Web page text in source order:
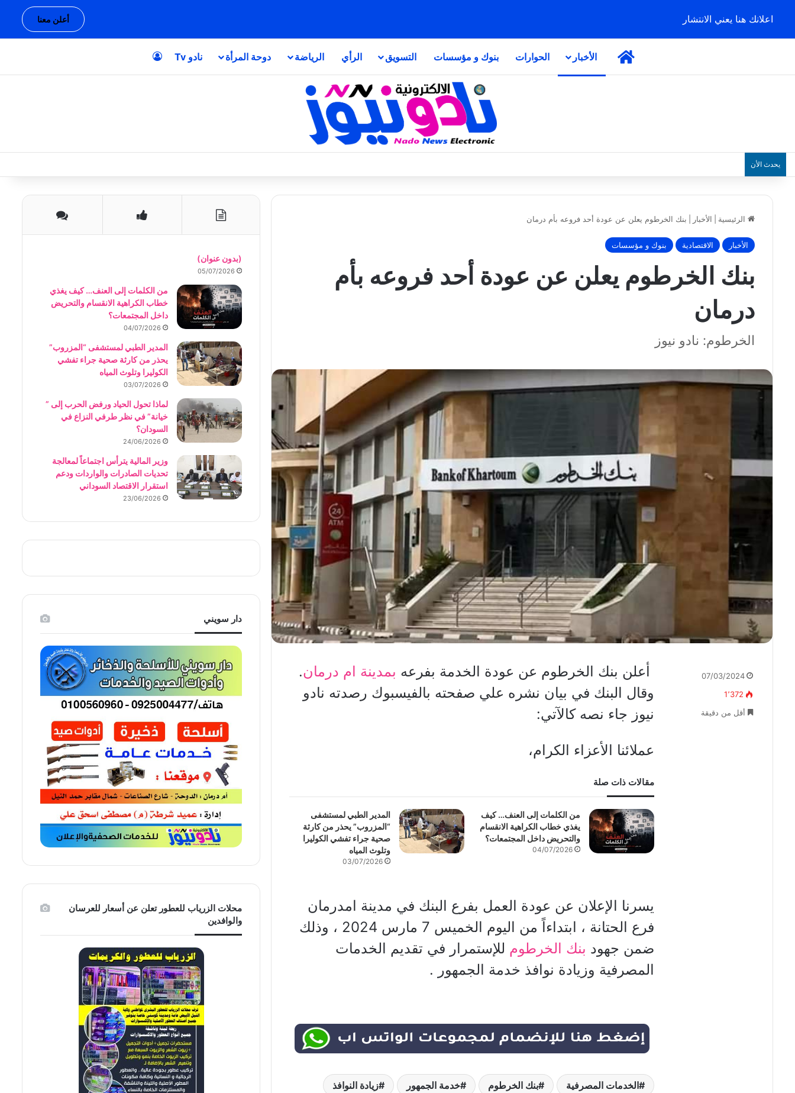
اعلانك هنا يعني الانتشار أعلن معنا
الرئيسيةالأخبار الحوارات بنوك و مؤسسات التسويق الرأي الرياضة دوحة المرأة نادو Tv
يحدث الأن
الرئيسية الأخبار بنك الخرطوم يعلن عن عودة أحد فروعه بأم درمان
الأخبار الاقتصادية بنوك و مؤسسات
بنك الخرطوم يعلن عن عودة أحد فروعه بأم
درمان
الخرطوم: نادو نيوز
أعلن بنك الخرطوم عن عودة الخدمة بفرعه بمدينة ام درمان.
وقال البنك في بيان نشره علي صفحته بالفيسبوك رصدته نادو
نيوز جاء نصه كالآتي:
عملائنا الأعزاء الكرام،
مقالات ذات صلة
من الكلمات إلى العنف… كيف
يغذي خطاب الكراهية الانقسام
والتحريض داخل المجتمعات؟
04/07/2026
المدير الطبي لمستشفى
“المزروب” يحذر من كارثة
صحية جراء تفشي الكوليرا
وتلوث المياه
03/07/2026
يسرنا الإعلان عن عودة العمل بفرع البنك في مدينة امدرمان
فرع الحتانة ، ابتداءاً من اليوم الخميس 7 مارس 2024 ، وذلك
ضمن جهود بنك الخرطوم للإستمرار في تقديم الخدمات
المصرفية وزيادة نوافذ خدمة الجمهور .
الخدمات المصرفية بنك الخرطوم خدمة الجمهور زيادة النوافذ
07/03/2024
1٬372
أقل من دقيقة
(بدون عنوان)
05/07/2026
من الكلمات إلى العنف… كيف يغذي
خطاب الكراهية الانقسام والتحريض
داخل المجتمعات؟
04/07/2026
المدير الطبي لمستشفى “المزروب”
يحذر من كارثة صحية جراء تفشي
الكوليرا وتلوث المياه
03/07/2026
لماذا تحول الحياد ورفض الحرب إلى ”
خيانة” في نظر طرفي النزاع في
السودان؟
24/06/2026
وزير المالية يترأس اجتماعاً لمعالجة
تحديات الصادرات والواردات ودعم
استقرار الاقتصاد السوداني
23/06/2026
دار سويني
محلات الزرياب للعطور تعلن عن أسعار للعرسان
والوافدين